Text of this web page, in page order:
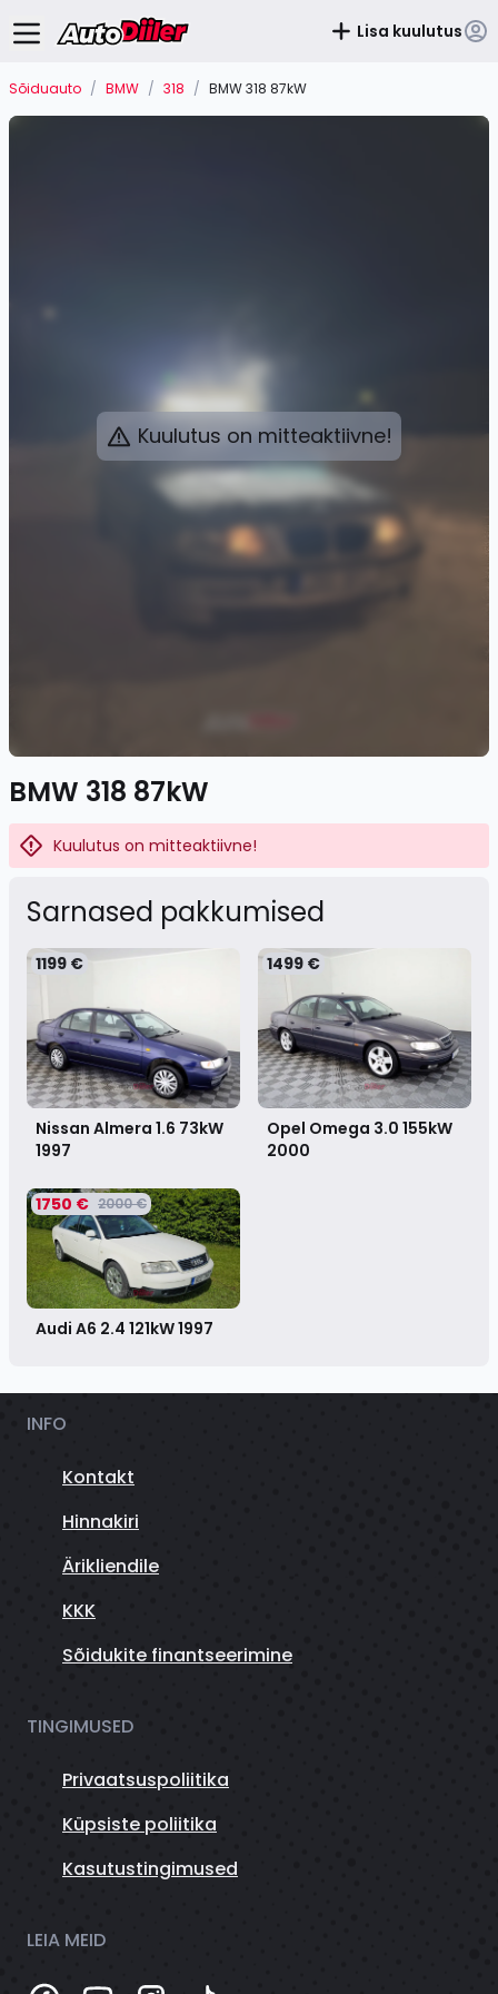
Lisa kuulutus
Sõiduauto / BMW / 318 / BMW 318 87kW
Kuulutus on mitteaktiivne!
BMW 318 87kW
Kuulutus on mitteaktiivne!
Sarnased pakkumised
1199 €
Nissan Almera 1.6 73kW
1997
1499 €
Opel Omega 3.0 155kW
2000
1750 € 2000 €
Audi A6 2.4 121kW1997
INFO
Kontakt
Hinnakiri
Ärikliendile
KKK
Sõidukite finantseerimine
TINGIMUSED
Privaatsuspoliitika
Küpsiste poliitika
Kasutustingimused
LEIA MEID